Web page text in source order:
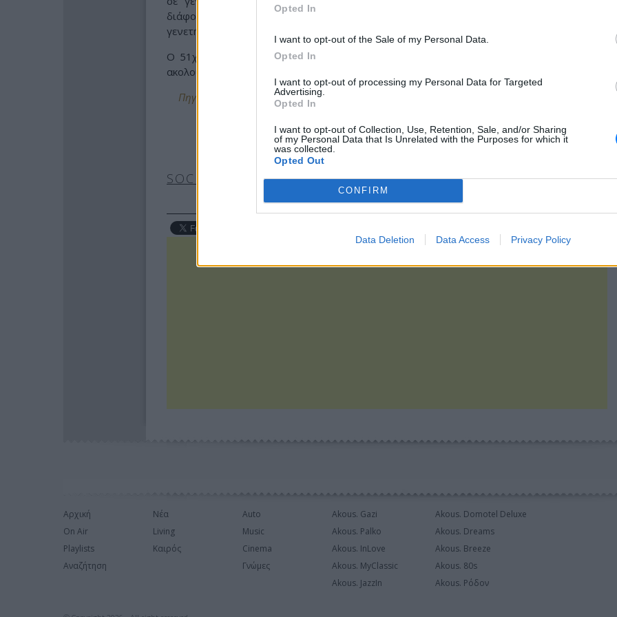
Opted In
I want to opt-out of the Sale of my Personal Data.
Opted In
I want to opt-out of processing my Personal Data for Targeted
Advertising.
Opted In
I want to opt-out of Collection, Use, Retention, Sale, and/or Sharing
of my Personal Data that Is Unrelated with the Purposes for which it
was collected.
Opted Out
CONFIRM
Data Deletion Data Access Privacy Policy
διάφορα υλικά ανταλλάγματα. Επιπρόσθετα, αρκετές φορές βιντεοσκοπούσε τις
γενετήσιες πράξεις με το κινητό του τηλέφωνο.
Ο 51χρονος παραδέχτηκε στις Αρχές τις αρρωστημένες πράξεις του κι αναμένεται να
ακολουθηθούν οι νόμιμες διαδικασίες από εδώ και πέρα.
Πηγή: http://www.protothema.gr/greece/article/1170316/friki-sti-thessaloniki-viaze-epi-tessera-
SOCIAL
Αρχική
On Air
Playlists
Αναζήτηση
Νέα
Living
Καιρός
Auto
Music
Cinema
Γνώμες
Akous. Gazi
Akous. Palko
Akous. InLove
Akous. MyClassic
Akous. JazzIn
Akous. Domotel Deluxe
Akous. Dreams
Akous. Breeze
Akous. 80s
Akous. Ρόδον